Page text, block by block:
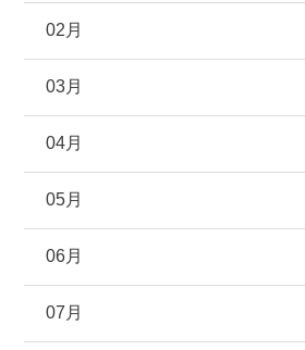
02月
03月
04月
05月
06月
07月